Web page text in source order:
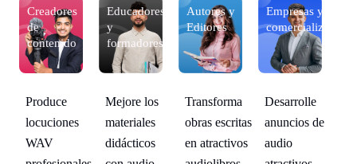
Creadores
de
contenido
Produce
locuciones
WAV
Educadores
y
formadores
Mejore los
materiales
didácticos
Autores y
Editores
Transforma
obras escritas
en atractivos
Empresas y
comercializadores
Desarrolle
anuncios de
audio